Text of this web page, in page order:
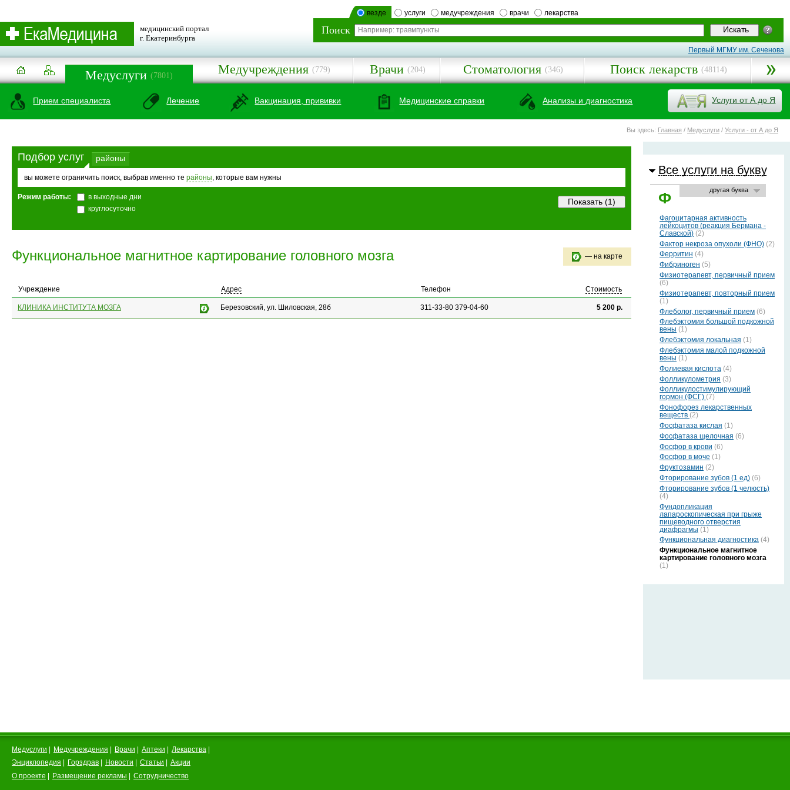
везде услуги медучреждения врачи лекарства
Поиск
медицинский портал
г. Екатеринбурга
Первый МГМУ им. Сеченова
Медуслуги (7801) Медучреждения (779) Врачи (204) Стоматология (346) Поиск лекарств (48114)
Прием специалиста Лечение Вакцинация, прививки Медицинские справки Анализы и диагностика Услуги от А до Я
Вы здесь: Главная / Медуслуги / Услуги - от А до Я
Все услуги на букву
другая буква
Ф
Фагоцитарная активность
лейкоцитов (реакция Бермана -
Славской) (2)
Фактор некроза опухоли (ФНО) (2)
Ферритин (4)
Фибриноген (5)
Физиотерапевт, первичный прием
(6)
Физиотерапевт, повторный прием
(1)
Флеболог, первичный прием (6)
Флебэктомия большой подкожной
вены (1)
Флебэктомия локальная (1)
Флебэктомия малой подкожной
вены (1)
Фолиевая кислота (4)
Фолликулометрия (3)
Фолликулостимулирующий
гормон (ФСГ) (7)
Фонофорез лекарственных
веществ (2)
Фосфатаза кислая (1)
Фосфатаза щелочная (6)
Фосфор в крови (6)
Фосфор в моче (1)
Фруктозамин (2)
Фторирование зубов (1 ед) (6)
Фторирование зубов (1 челюсть)
(4)
Фундопликация
лапароскопическая при грыже
пищеводного отверстия
диафрагмы (1)
Функциональная диагностика (4)
Функциональное магнитное
картирование головного мозга
(1)
Подбор услуг районы
вы можете ограничить поиск, выбрав именно те районы, которые вам нужны
Режим работы:
в выходные дни
круглосуточно
— на карте
Функциональное магнитное картирование головного мозга
Учреждение Адрес Телефон Стоимость
КЛИНИКА ИНСТИТУТА МОЗГА Березовский, ул. Шиловская, 28б 311-33-80 379-04-60 5 200 р.
Медуслуги Медучреждения Врачи Аптеки Лекарства
Энциклопедия
Горздрав Новости Статьи
Акции
О проекте | Размещение рекламы | Сотрудничество